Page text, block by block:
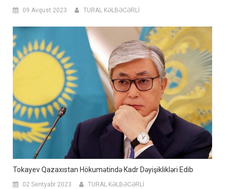
09 Avqust 2023 TURAL KƏLBƏCƏRLİ
Tokayev Qazaxıstan Hökumətində Kadr Dəyişiklikləri Edib
02 Sentyabr 2023 TURAL KƏLBƏCƏRLİ